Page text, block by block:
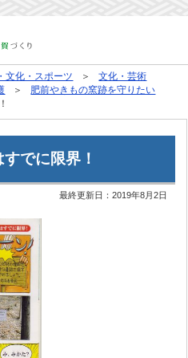
文化・スポーツ
文化・芸術
肥前やきもの窯跡を守りたい
でに限界！
最終更新日：2019年8月2日